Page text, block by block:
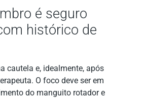
é seguro
histórico de
cautela e, idealmente, após
O foco deve ser em
do manguito rotador e